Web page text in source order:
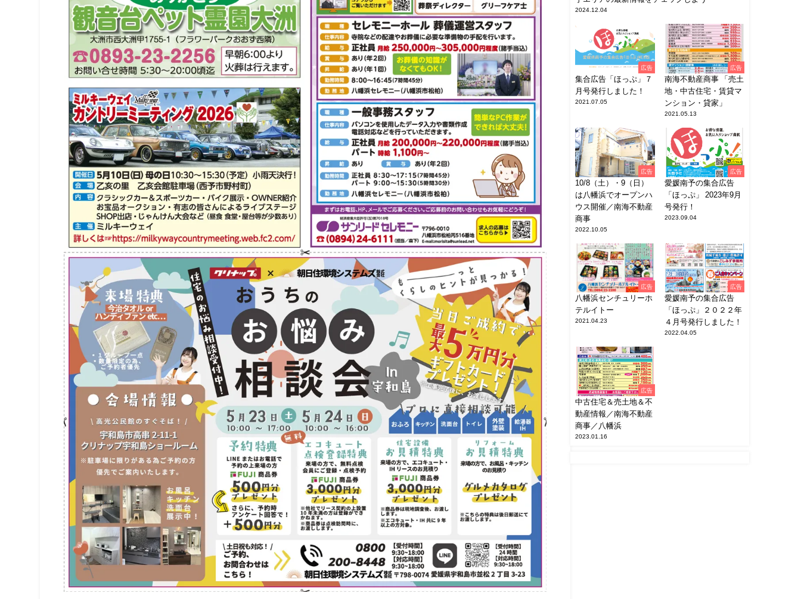
2024.12.04
広告
集合広告「ほっぷ」７
月号発行しました！
2021.07.05
広告
南海不動産商事 「売土
地・中古住宅・賃貸マ
ンション・貸家」
2021.05.13
広告
10/8（土）・9（日）
は八幡浜でオープンハ
ウス開催／南海不動産
商事
2022.10.05
広告
愛媛南予の集合広告
「ほっぷ」 2023年9月
号発行！
2023.09.04
広告
八幡浜センチュリーホ
テルイトー
2021.04.23
広告
愛媛南予の集合広告
「ほっぷ」２０２２年
４月号発行しました！
2022.04.05
広告
中古住宅＆売土地＆不
動産情報／南海不動産
商事／八幡浜
2023.01.16